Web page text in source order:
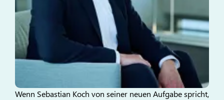
Wenn Sebastian Koch von seiner neuen Aufgabe spricht,